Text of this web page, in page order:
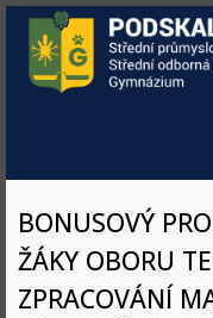
BONUSOVÝ
ŽÁKY OBORU
ZPRACOVÁNÍ